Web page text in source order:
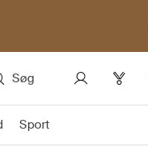
Søg
Sport